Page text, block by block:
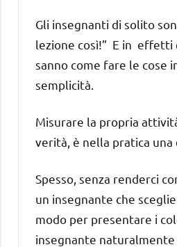
Gli insegnanti di solito
lezione così!” E in effetti
sanno come fare le cose
semplicità.
Misurare la propria
verità, è nella pratica
Spesso, senza renderci
un insegnante che
modo per presentare i
insegnante naturalmente